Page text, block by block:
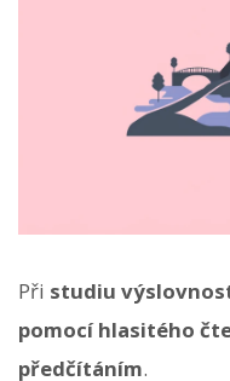
Při studiu
pomocí hlasitého
předčítáním.